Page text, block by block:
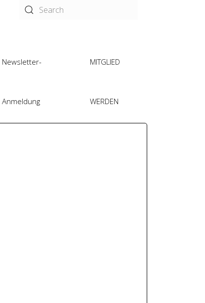
Newsletter-
Anmeldung
MITGLIED
WERDEN